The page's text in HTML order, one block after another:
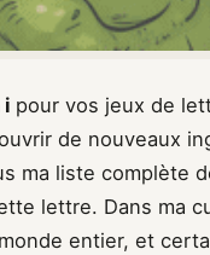
i pour vos jeux de
de nouveaux
ma liste complète
lettre. Dans ma
entier, et